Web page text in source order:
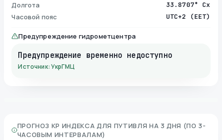
Долгота 33.8707° Сх
Часовой пояс UTC+2 (EET)
Предупреждение гидрометцентра
Предупреждение временно недоступно
Источник: УкрГМЦ
ПРОГНОЗ KP ИНДЕКСА ДЛЯ ПУТИВЛЯ НА 3 ДНЯ (ПО 3-
ЧАСОВЫМ ИНТЕРВАЛАМ)